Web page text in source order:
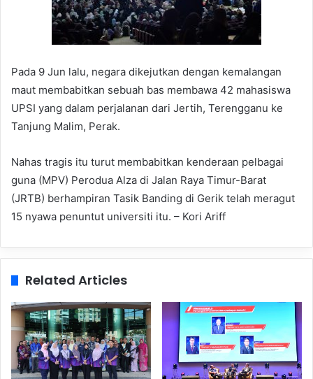
Pada 9 Jun lalu, negara dikejutkan dengan kemalangan
maut membabitkan sebuah bas membawa 42 mahasiswa
UPSI yang dalam perjalanan dari Jertih, Terengganu ke
Tanjung Malim, Perak.
Nahas tragis itu turut membabitkan kenderaan pelbagai
guna (MPV) Perodua Alza di Jalan Raya Timur-Barat
(JRTB) berhampiran Tasik Banding di Gerik telah meragut
15 nyawa penuntut universiti itu. – Kori Ariff
Related Articles